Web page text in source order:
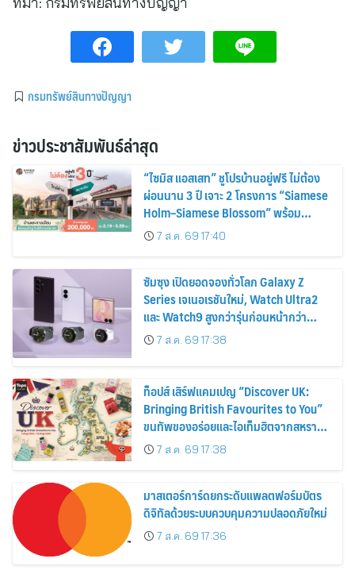
กรมทรัพย์สินทางปัญญา
ข่าวประชาสัมพันธ์ล่าสุด
“ไซมิส แอสเสท” ชูโปรบ้านอยู่ฟรี ไม่ต้อง
ผ่อนนาน 3 ปี เจาะ 2 โครงการ “Siamese
Holm–Siamese Blossom” พร้อม
ส่วนลดและสิทธิพิเศษถึง 31 สิงหาคม
2569
7 ส.ค. 69 17:40
ซัมซุง เปิดยอดจองทั่วโลก Galaxy Z
Series เจเนอเรชันใหม่, Watch Ultra2
และ Watch9 สูงกว่ารุ่นก่อนหน้ากว่า
30%7 ส.ค. 69 17:38
ท็อปส์ เสิร์ฟแคมเปญ “Discover UK:
Bringing British Favourites to You”
ขนทัพของอร่อยและไอเท็มฮิตจากสหราช
อาณาจักร ส่งตรงถึงมือตั้งแต่วันนี้ – 18
สิงหาคมนี้
7 ส.ค. 69 17:38
มาสเตอร์การ์ดยกระดับแพลตฟอร์มบัตร
ดิจิทัลด้วยระบบควบคุมความปลอดภัยใหม่
7 ส.ค. 69 17:36